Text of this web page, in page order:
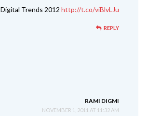
Digital Trends 2012 http://t.co/viBlvLJu
REPLY
RAMI DIGMI
NOVEMBER 1, 2011 AT 11:32 AM